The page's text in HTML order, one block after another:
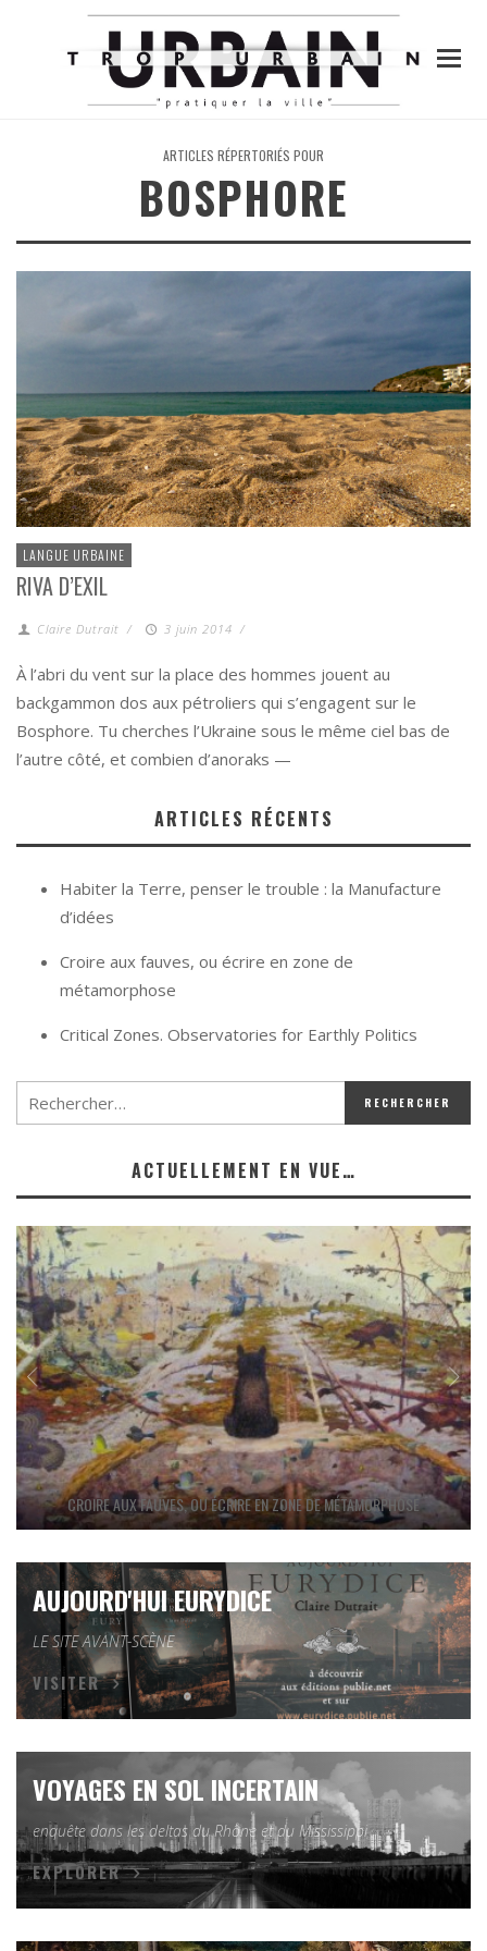
ARTICLES RÉPERTORIÉS POUR
BOSPHORE
LANGUE URBAINE
RIVA D’EXIL
Claire Dutrait / 3 juin 2014 /
À l’abri du vent sur la place des hommes jouent au
backgammon dos aux pétroliers qui s’engagent sur le
Bosphore. Tu cherches l’Ukraine sous le même ciel bas de
l’autre côté, et combien d’anoraks —
ARTICLES RÉCENTS
Habiter la Terre, penser le trouble : la Manufacture
d’idées
Croire aux fauves, ou écrire en zone de
métamorphose
Critical Zones. Observatories for Earthly Politics
ACTUELLEMENT EN VUE…
CROIRE AUX FAUVES, OU ÉCRIRE EN ZONE DE MÉTAMORPHOSE
AUJOURD'HUI EURYDICE
LE SITE AVANT-SCÈNE
VISITER
VOYAGES EN SOL INCERTAIN
enquête dans les deltas du Rhône et du Mississippi
EXPLORER